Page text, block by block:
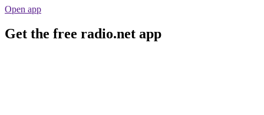
Open app
Get the free radio.net app